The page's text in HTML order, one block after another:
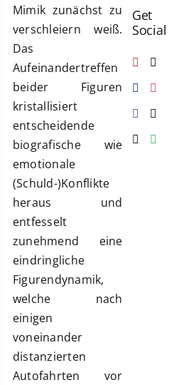
Mimik zunächst zu
verschleiern weiß.
Das
Aufeinandertreffen
beider Figuren
kristallisiert
entscheidende
biografische wie
emotionale
(Schuld-)Konflikte
heraus und
entfesselt
zunehmend eine
eindringliche
Figurendynamik,
welche nach
einigen
voneinander
distanzierten
Autofahrten vor
Get
Social